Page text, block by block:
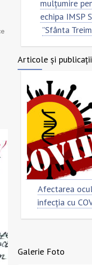
mulțumire pentru
echipa IMSP SCM
”Sfânta Treime”!
Articole și publicații
Afectarea oculara in
infecția cu COVID-19
Galerie Foto